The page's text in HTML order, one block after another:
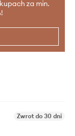
za min.
Zwrot do 30 dni